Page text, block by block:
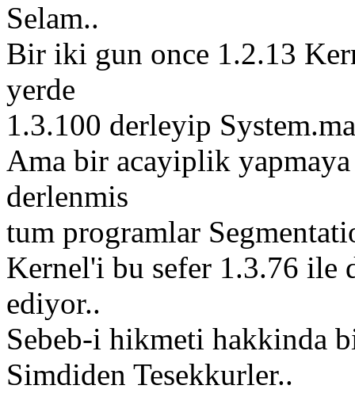
Selam..
Bir iki gun once 1.2.13
yerde
1.3.100 derleyip
Ama bir acayiplik
derlenmis
tum programlar
Kernel'i bu sefer 1.3.76 ile
ediyor..
Sebeb-i hikmeti hakkinda
Simdiden Tesekkurler..